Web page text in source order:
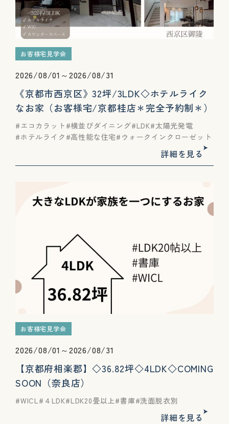
お客様宅見学会
2026/08/01～2026/08/31
《京都市西京区》32坪/3LDK◇ホテルライク
なお家（お客様宅/京都桂店＊完全予約制＊）
エコカラット 横並びダイニング LDK 太陽光発電
ホテルライク
高性能な住宅 ウォークインクローゼット
詳細を見る
お客様宅見学会
2026/08/01～2026/08/31
【京都府相楽郡】◇36.82坪◇4LDK◇COMING
SOON（奈良店）
WICL ４LDK LDK20畳以上 書庫 洗面脱衣別
詳細を見る